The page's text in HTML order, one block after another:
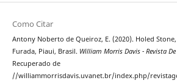
Como Citar
Antony Noberto de Queiroz, E. (2020). Holed
Furada, Piaui, Brasil. William Morris Davis - Revista
Recuperado de
//williammorrisdavis.uvanet.br/index.php/